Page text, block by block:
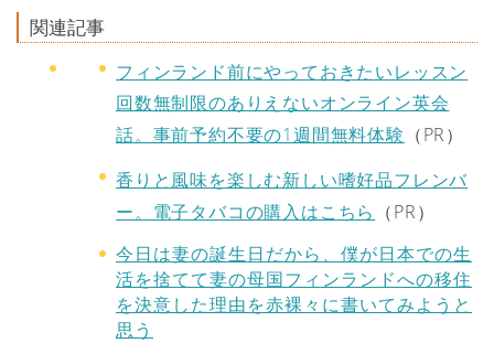
関連記事
フィンランド前にやっておきたいレッスン
回数無制限のありえないオンライン英会
話。事前予約不要の1週間無料体験 （PR）
香りと風味を楽しむ新しい嗜好品フレンバ
ー。電子タバコの購入はこちら （PR）
今日は妻の誕生日だから、僕が日本での生
活を捨てて妻の母国フィンランドへの移住
を決意した理由を赤裸々に書いてみようと
思う